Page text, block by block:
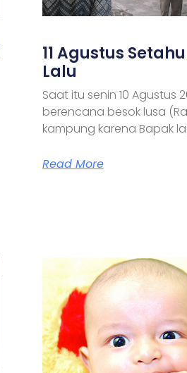
11 Agustus
Lalu
Saat itu senin 10 Agustus
berencana besok lusa
kampung karena Bapak
Read More